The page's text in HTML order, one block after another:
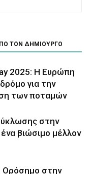
ΤΟΝ ΔΗΜΙΟΥΡΓΟ
2025: Η Ευρώπη
για την
των ποταμών
στην
βιώσιμο μέλλον
Ορόσημο στην